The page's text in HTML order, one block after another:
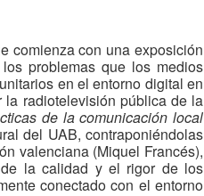
comienza con una exposición
problemas que los medios
en el entorno digital en
radiotelevisión pública de la
de la comunicación local
del UAB, contraponiéndolas
valenciana (Miquel Francés),
la calidad y el rigor de los
conectado con el entorno